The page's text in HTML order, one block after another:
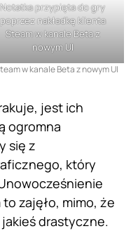
Notatka przypięta do gry
poprzez nakładkę klienta
Steam w kanale Beta z
nowym UI
w kanale Beta z nowym UI
jest ich
ogromna
się z
który
zajęło, mimo, że
drastyczne.